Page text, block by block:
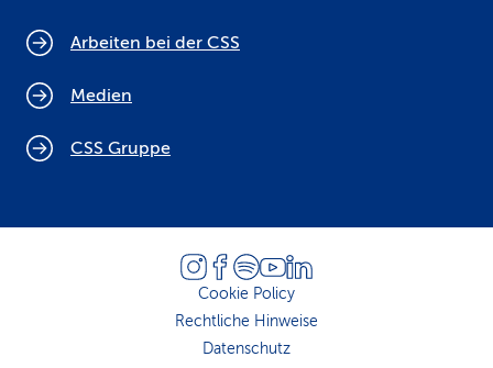
Arbeiten bei der CSS
Medien
CSS Gruppe
Cookie Policy
Rechtliche Hinweise
Datenschutz